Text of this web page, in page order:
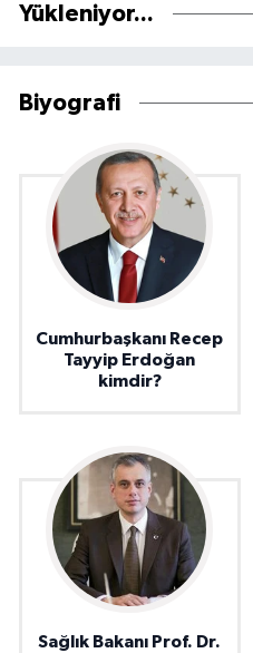
Yükleniyor...
Biyografi
Cumhurbaşkanı Recep
Tayyip Erdoğan
kimdir?
Sağlık Bakanı Prof. Dr.